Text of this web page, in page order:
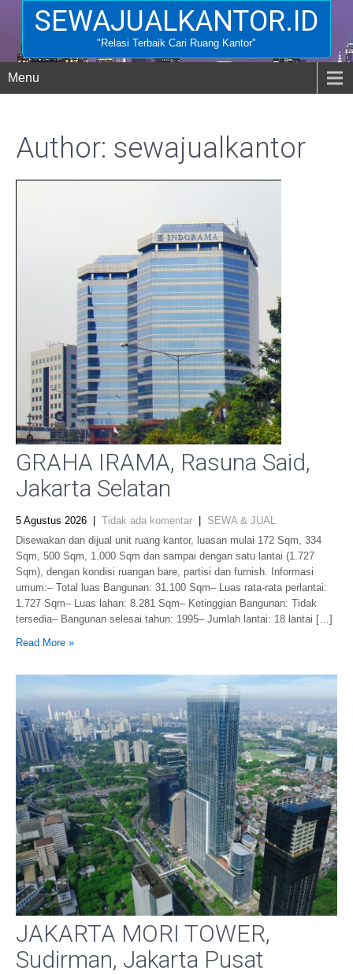
SEWAJUALKANTOR.ID
"Relasi Terbaik Cari Ruang Kantor"
Menu
Author: sewajualkantor
GRAHA IRAMA, Rasuna Said,
Jakarta Selatan
5 Agustus 2026 Tidak ada komentar
SEWA & JUAL
Disewakan dan dijual unit ruang kantor, luasan mulai 172 Sqm, 334
Sqm, 500 Sqm, 1.000 Sqm dan sampai dengan satu lantai (1.727
Sqm), dengan kondisi ruangan bare, partisi dan furnish. Informasi
umum:– Total luas Bangunan: 31.100 Sqm– Luas rata-rata perlantai:
1.727 Sqm– Luas lahan: 8.281 Sqm– Ketinggian Bangunan: Tidak
tersedia– Bangunan selesai tahun: 1995– Jumlah lantai: 18 lantai […]
Read More »
JAKARTA MORI TOWER,
Sudirman, Jakarta Pusat